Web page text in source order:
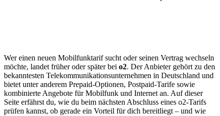
Wer einen neuen Mobilfunktarif sucht oder seinen Vertrag wechseln
möchte, landet früher oder später bei o2. Der Anbieter gehört zu den
bekanntesten Telekommunikationsunternehmen in Deutschland und
bietet unter anderem Prepaid-Optionen, Postpaid-Tarife sowie
kombinierte Angebote für Mobilfunk und Internet an. Auf dieser
Seite erfährst du, wie du beim nächsten Abschluss eines o2-Tarifs
prüfen kannst, ob gerade ein Vorteil für dich bereitliegt – und wie